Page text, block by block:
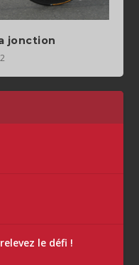
jonction
le défi !